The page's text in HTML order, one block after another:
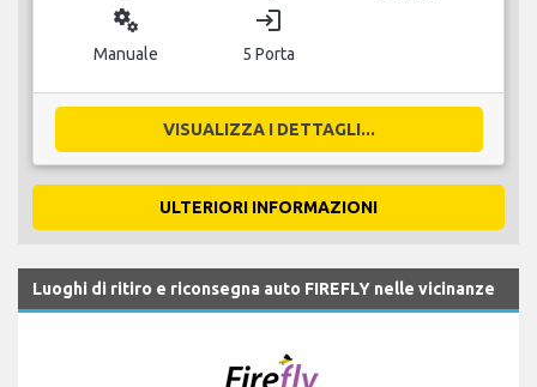
miscellaneous_services
Manuale
login
5 Porta
VISUALIZZA I DETTAGLI...
ULTERIORI INFORMAZIONI
Luoghi di ritiro e riconsegna auto FIREFLY nelle vicinanze